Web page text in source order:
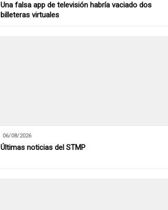
Una falsa app de televisión habría vaciado dos
billeteras virtuales
06/08/2026
Últimas noticias del STMP